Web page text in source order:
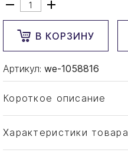
В КОРЗИНУ
Артикул: we-1058816
Короткое описание
Характеристики товара
Тип товара